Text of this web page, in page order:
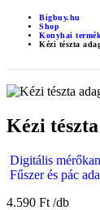
Bigbuy.hu
Shop
Konyhai
Kézi tészta
Kézi
Digitális
Fűszer és pác
4.590 Ft